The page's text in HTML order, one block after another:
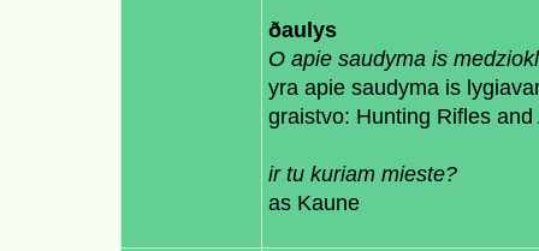
ðaulys
O apie saudyma is
yra apie saudyma is
graistvo: Hunting Rifles and
ir tu kuriam mieste?
as Kaune